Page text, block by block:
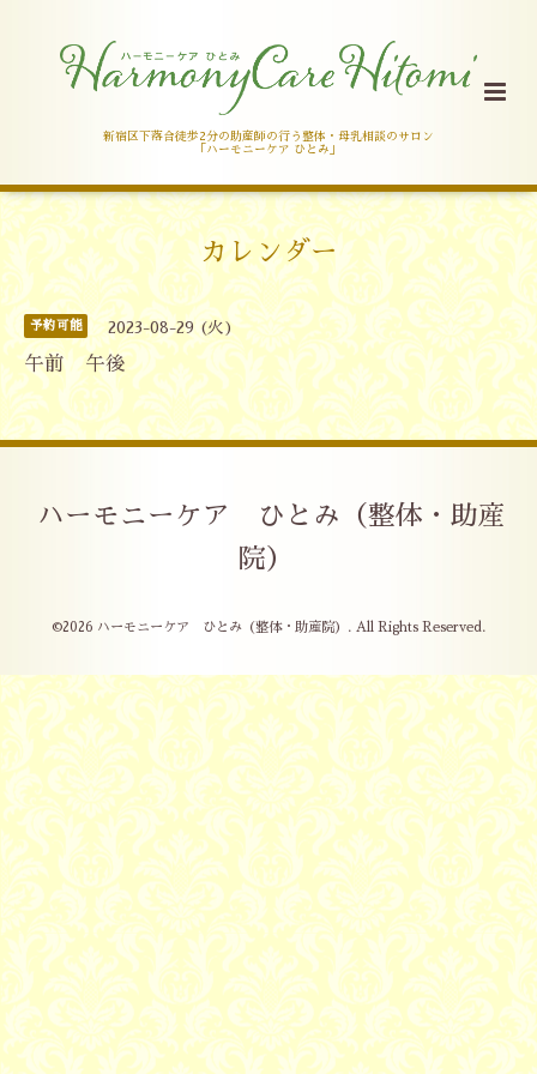
新宿区下落合徒歩2分の助産師の行う整体・母乳相談のサロン
「ハーモニーケア ひとみ」
カレンダー
予約可能 2023-08-29 (火)
午前 午後
ハーモニーケア ひとみ（整体・助産
院）
©2026 ハーモニーケア ひとみ（整体・助産院） . All Rights Reserved.